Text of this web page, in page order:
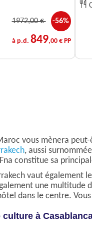
1972,00 € -56%
à p.d. 849,00 € PP
vous mènera
, aussi
constitue sa
vaut également
une multitude
dans le centre.
culture à